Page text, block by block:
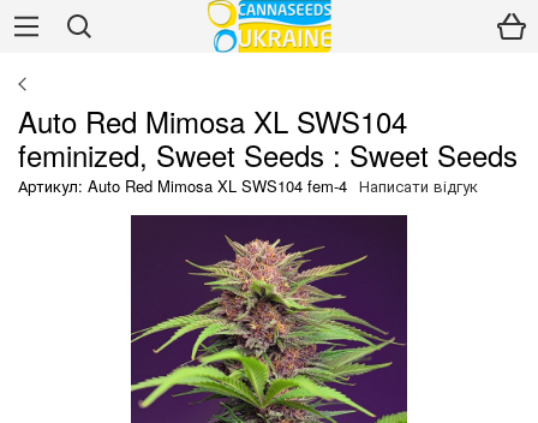
Auto Red Mimosa XL SWS104
feminized, Sweet Seeds : Sweet Seeds
Артикул: Auto Red Mimosa XL SWS104 fem-4 Написати відгук